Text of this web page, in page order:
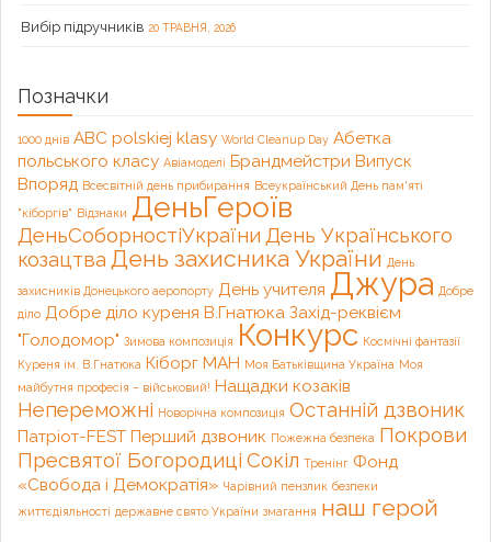
Вибір підручників 20 ТРАВНЯ, 2026
Позначки
1000 днів ABC polskiej klasy World Cleanup Day Абетка
польського класу Авіамоделі Брандмейстри Випуск
Впоряд Всесвітній день прибирання Всеукраїнський День пам'яті
"кіборгів" Відзнаки ДеньГероїв
ДеньСоборностіУкраїни День Українського
козацтва День захисника України День
захисників Донецького аеропорту День учителя Джура Добре
діло Добре діло куреня В.Гнатюка Захід-реквієм
"Голодомор" Зимова композиція Конкурс Космічні фантазії
Куреня ім. В.Гнатюка Кіборг МАН Моя Батьківщина Україна Моя
майбутня професія – військовий! Нащадки козаків
Непереможні Новорічна композиція Останній дзвоник
Патріот-FEST Перший дзвоник Пожежна безпека Покрови
Пресвятої Богородиці Сокіл Тренінг Фонд
«Свобода і Демократія» Чарівний пензлик безпеки
життєдіяльності державне свято України змагання наш герой